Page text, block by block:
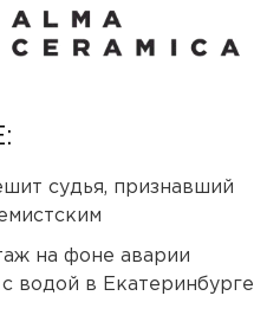
судья, признавший
на фоне аварии
водой в Екатеринбурге